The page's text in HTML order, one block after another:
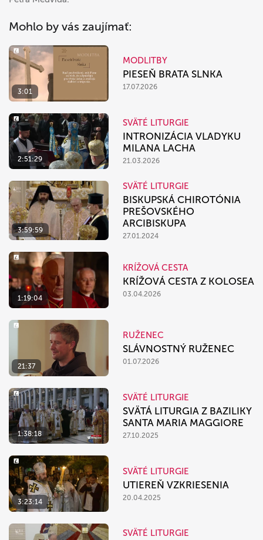
Mohlo by vás zaujímať:
3:01
MODLITBY
PIESEŇ BRATA SLNKA
17.07.2026
2:51:29
SVÄTÉ LITURGIE
INTRONIZÁCIA VLADYKU
MILANA LACHA
21.03.2026
3:59:59
SVÄTÉ LITURGIE
BISKUPSKÁ CHIROTÓNIA
PREŠOVSKÉHO
ARCIBISKUPA
27.01.2024
1:19:04
KRÍŽOVÁ CESTA
KRÍŽOVÁ CESTA Z KOLOSEA
03.04.2026
21:37
RUŽENEC
SLÁVNOSTNÝ RUŽENEC
01.07.2026
1:38:18
SVÄTÉ LITURGIE
SVÄTÁ LITURGIA Z BAZILIKY
SANTA MARIA MAGGIORE
27.10.2025
3:23:14
SVÄTÉ LITURGIE
UTIEREŇ VZKRIESENIA
20.04.2025
SVÄTÉ LITURGIE